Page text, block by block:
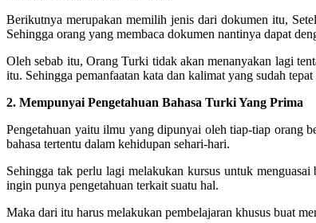
Berikutnya merupakan memilih jenis dari dokumen itu,
Sehingga orang yang membaca dokumen nantinya dapat
Oleh sebab itu, Orang Turki tidak akan menanyakan lagi
itu. Sehingga pemanfaatan kata dan kalimat yang sudah
2. Mempunyai Pengetahuan Bahasa Turki Yang Prima
Pengetahuan yaitu ilmu yang dipunyai oleh tiap-tiap orang
bahasa tertentu dalam kehidupan sehari-hari.
Sehingga tak perlu lagi melakukan kursus untuk
ingin punya pengetahuan terkait suatu hal.
Maka dari itu harus melakukan pembelajaran khusus buat